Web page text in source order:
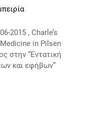
2015 , Charle’s
in Pilsen
στην “Εντατική
και εφήβων”